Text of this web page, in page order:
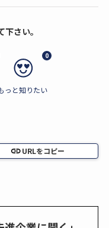
さい。
0
っと知りたい
URLをコピー